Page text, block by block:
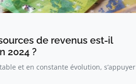
de revenus est-il
2024 ?
et en constante évolution, s’appuyer